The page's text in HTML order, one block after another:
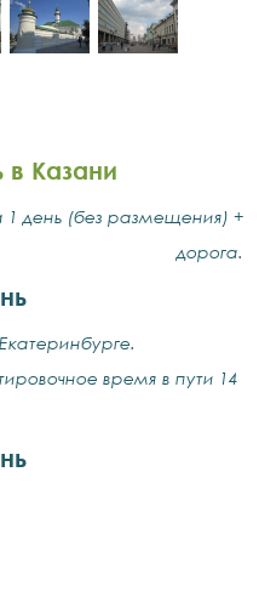
Казани
день (без размещения) +
дорога.
время в пути 14